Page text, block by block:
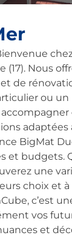
Nous
de
ou un
adaptées
BigMat
et budgets.
une
choix et à
c’est
vos
et